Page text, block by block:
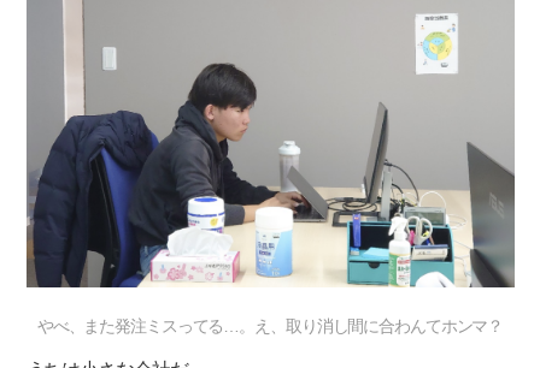
やべ、また発注ミスってる…。え、取り消し間に合わんてホンマ？